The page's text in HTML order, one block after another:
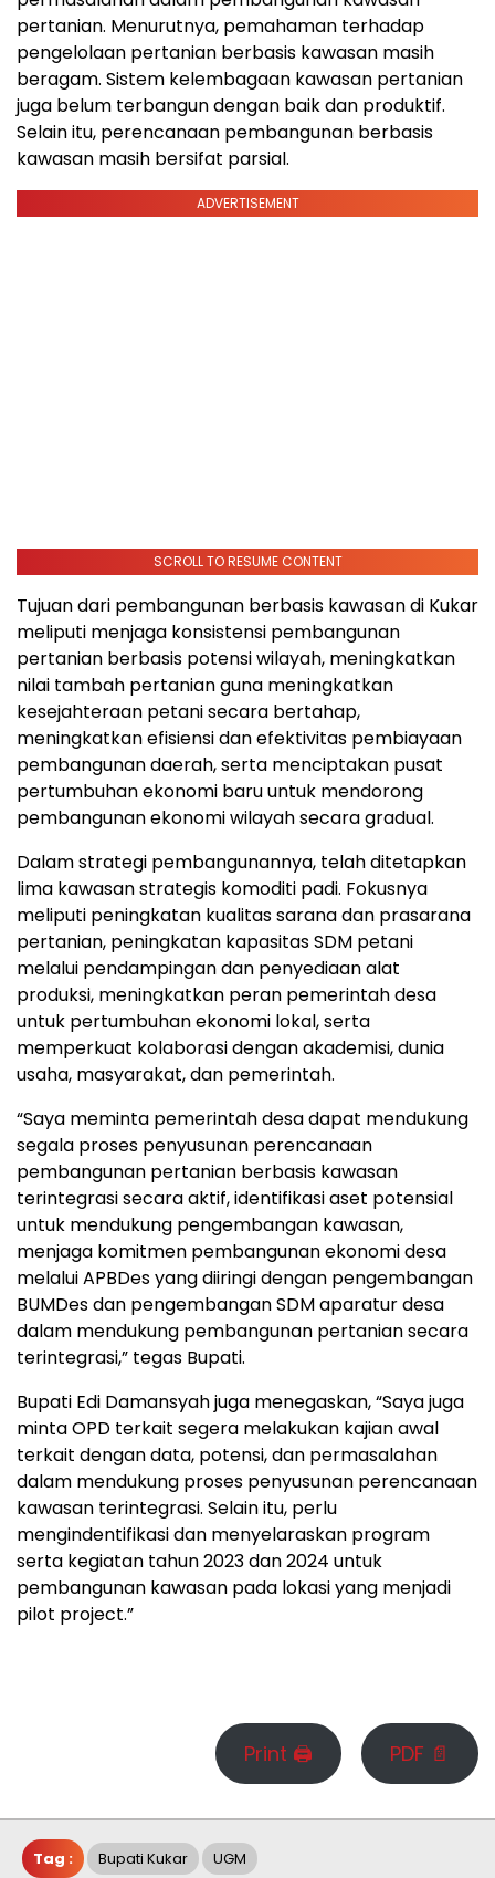
pertanian. Menurutnya, pemahaman terhadap
pengelolaan pertanian berbasis kawasan masih
beragam. Sistem kelembagaan kawasan pertanian
juga belum terbangun dengan baik dan produktif.
Selain itu, perencanaan pembangunan berbasis
kawasan masih bersifat parsial.
ADVERTISEMENT
SCROLL TO RESUME CONTENT
Tujuan dari pembangunan berbasis kawasan di Kukar
meliputi menjaga konsistensi pembangunan
pertanian berbasis potensi wilayah, meningkatkan
nilai tambah pertanian guna meningkatkan
kesejahteraan petani secara bertahap,
meningkatkan efisiensi dan efektivitas pembiayaan
pembangunan daerah, serta menciptakan pusat
pertumbuhan ekonomi baru untuk mendorong
pembangunan ekonomi wilayah secara gradual.
Dalam strategi pembangunannya, telah ditetapkan
lima kawasan strategis komoditi padi. Fokusnya
meliputi peningkatan kualitas sarana dan prasarana
pertanian, peningkatan kapasitas SDM petani
melalui pendampingan dan penyediaan alat
produksi, meningkatkan peran pemerintah desa
untuk pertumbuhan ekonomi lokal, serta
memperkuat kolaborasi dengan akademisi, dunia
usaha, masyarakat, dan pemerintah.
“Saya meminta pemerintah desa dapat mendukung
segala proses penyusunan perencanaan
pembangunan pertanian berbasis kawasan
terintegrasi secara aktif, identifikasi aset potensial
untuk mendukung pengembangan kawasan,
menjaga komitmen pembangunan ekonomi desa
melalui APBDes yang diiringi dengan pengembangan
BUMDes dan pengembangan SDM aparatur desa
dalam mendukung pembangunan pertanian secara
terintegrasi,” tegas Bupati.
Bupati Edi Damansyah juga menegaskan, “Saya juga
minta OPD terkait segera melakukan kajian awal
terkait dengan data, potensi, dan permasalahan
dalam mendukung proses penyusunan perencanaan
kawasan terintegrasi. Selain itu, perlu
mengindentifikasi dan menyelaraskan program
serta kegiatan tahun 2023 dan 2024 untuk
pembangunan kawasan pada lokasi yang menjadi
pilot project.”
Print 🖨 PDF 📄
Tag : Bupati Kukar UGM